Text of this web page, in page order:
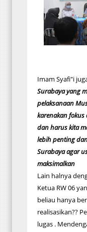
Imam Syafi"i
Surabaya yang
pelaksanaan
karenakan
dan harus kita
lebih penting
Surabaya agar
maksimalkan
Lain halnya
Ketua RW 06
beliau hanya
realisasikan??
lugas .